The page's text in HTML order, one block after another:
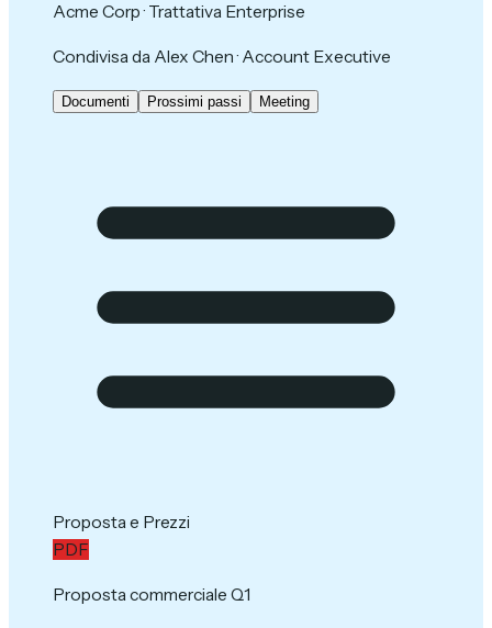
Acme Corp · Trattativa Enterprise
Condivisa da Alex Chen · Account Executive
Documenti Prossimi passi Meeting
Proposta e Prezzi
PDF
Proposta commerciale Q1